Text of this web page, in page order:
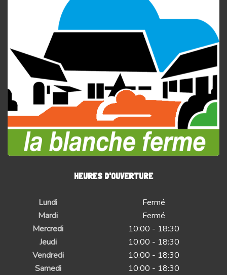
HEURES D'OUVERTURE
Lundi
Fermé
Mardi
Fermé
Mercredi
10:00 - 18:30
Jeudi
10:00 - 18:30
Vendredi
10:00 - 18:30
Samedi
10:00 - 18:30